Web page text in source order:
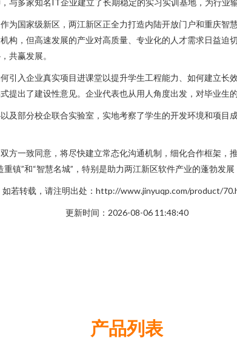
与多家知名IT企业建立了长期稳定的实习实训基地，为行业
为国家级新区，两江新区正全力打造内陆开放门户和重庆
构，但高速发展的产业对高质量、专业化的人才需求日益迫
共赢发展。
引入企业真实项目进课堂以提升学生工程能力、如何建立长
出了建设性意见。企业代表也从用人角度出发，对毕业生
及部分校企联合实验室，实地考察了学生的开发环境和项
方一致同意，将尽快建立常态化沟通机制，细化合作框架
镇”和“智慧名城”，特别是助力两江新区软件产业的蓬勃发
如若转载，请注明出处：http://www.jinyuqp.com/product/
更新时间：2026-08-06 11:48:40
产品列表